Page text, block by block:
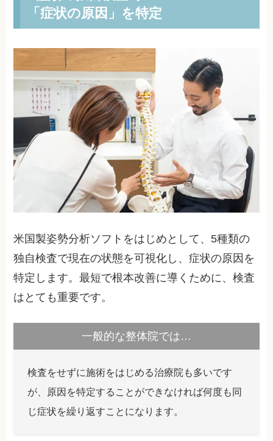
「症状の原因」を特定
米国製姿勢分析ソフトをはじめとして、5種類の
独自検査で現在の状態を可視化し、症状の原因を
特定します。最短で根本改善に導くために、検査
はとても重要です。
一般的な整体院では…
検査をせずに施術をはじめる治療院も多いです
が、原因を特定することができなければ何度も同
じ症状を繰り返すことになります。